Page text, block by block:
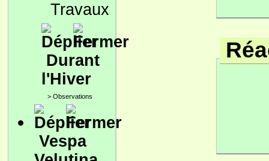
Travaux
Durant
l'Hiver
> Observations
Vespa